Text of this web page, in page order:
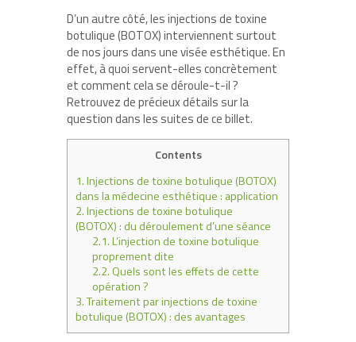
D’un autre côté, les injections de toxine
botulique (BOTOX) interviennent surtout
de nos jours dans une visée esthétique. En
effet, à quoi servent-elles concrètement
et comment cela se déroule-t-il ?
Retrouvez de précieux détails sur la
question dans les suites de ce billet.
Contents
1.Injections de toxine botulique (BOTOX)
dans la médecine esthétique : application
2.Injections de toxine botulique
(BOTOX) : du déroulement d’une séance
2.1.L’injection de toxine botulique
proprement dite
2.2.Quels sont les effets de cette
opération ?
3.Traitement par injections de toxine
botulique (BOTOX) : des avantages